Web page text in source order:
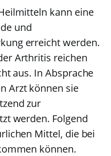
kann eine
und
erreicht werden.
Arthritis reichen
aus. In Absprache
Arzt können sie
zur
werden. Folgend
Mittel, die bei
können.